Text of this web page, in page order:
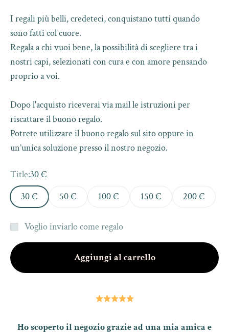
I regali più belli, credeteci, conquistano tutti quando
sono fatti col cuore.
Regala a chi vuoi bene, la possibilità di scegliere tra i
nostri capi, selezionati con cura e con amore pensando
proprio a voi.
Dopo l'acquisto riceverai via mail le istruzioni per
riscattare il buono regalo.
Potrete utilizzare il buono regalo sul sito oppure in
un’unica soluzione presso il nostro negozio.
Title:30 €
30 €
50 € 100 € 150 € 200 €
Voglio inviarlo come regalo
Aggiungi al carrello
Ho scoperto il negozio grazie ad una mia amica e